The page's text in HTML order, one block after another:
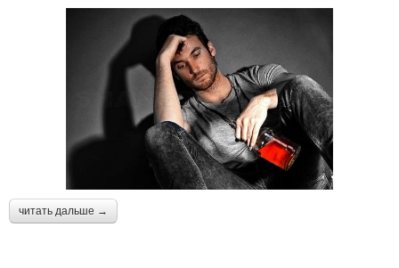
читать дальше →